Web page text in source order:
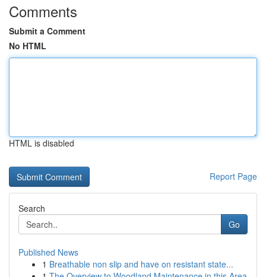
Comments
Submit a Comment
No HTML
HTML is disabled
Report Page
Search
Go
Published News
1 Breathable non slip and have on resistant state...